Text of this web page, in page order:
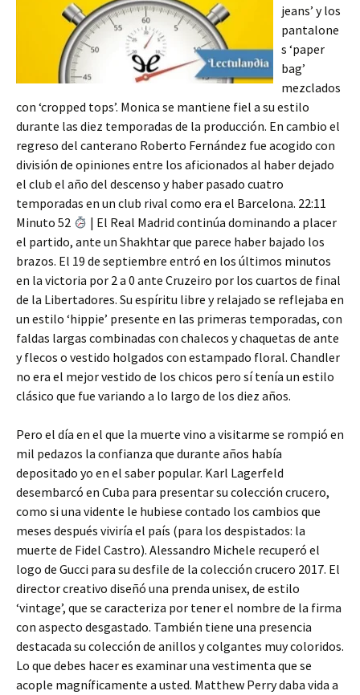
jeans’ y los
pantalone
s ‘paper
bag’
mezclados
con ‘cropped tops’. Monica se mantiene fiel a su estilo
durante las diez temporadas de la producción. En cambio el
regreso del canterano Roberto Fernández fue acogido con
división de opiniones entre los aficionados al haber dejado
el club el año del descenso y haber pasado cuatro
temporadas en un club rival como era el Barcelona. 22:11
Minuto 52
| El Real Madrid continúa dominando a placer
el partido, ante un Shakhtar que parece haber bajado los
brazos. El 19 de septiembre entró en los últimos minutos
en la victoria por 2 a 0 ante Cruzeiro por los cuartos de final
de la Libertadores. Su espíritu libre y relajado se reflejaba en
un estilo ‘hippie’ presente en las primeras temporadas, con
faldas largas combinadas con chalecos y chaquetas de ante
y flecos o vestido holgados con estampado floral. Chandler
no era el mejor vestido de los chicos pero sí tenía un estilo
clásico que fue variando a lo largo de los diez años.
Pero el día en el que la muerte vino a visitarme se rompió en
mil pedazos la confianza que durante años había
depositado yo en el saber popular. Karl Lagerfeld
desembarcó en Cuba para presentar su colección crucero,
como si una vidente le hubiese contado los cambios que
meses después viviría el país (para los despistados: la
muerte de Fidel Castro). Alessandro Michele recuperó el
logo de Gucci para su desfile de la colección crucero 2017. El
director creativo diseñó una prenda unisex, de estilo
‘vintage’, que se caracteriza por tener el nombre de la firma
con aspecto desgastado. También tiene una presencia
destacada su colección de anillos y colgantes muy coloridos.
Lo que debes hacer es examinar una vestimenta que se
acople magníficamente a usted. Matthew Perry daba vida a